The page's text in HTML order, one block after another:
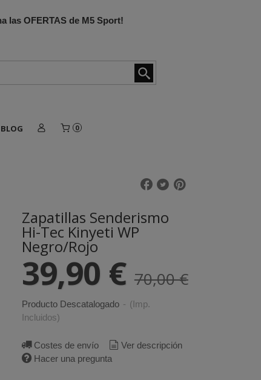
las OFERTAS de M5 Sport!
BLOG 0
Zapatillas Senderismo
Hi-Tec Kinyeti WP
Negro/Rojo
39,90 € 70,00 €
Producto Descatalogado - (Imp.
Incluidos)
Costes de envío
Ver descripción
Hacer una pregunta